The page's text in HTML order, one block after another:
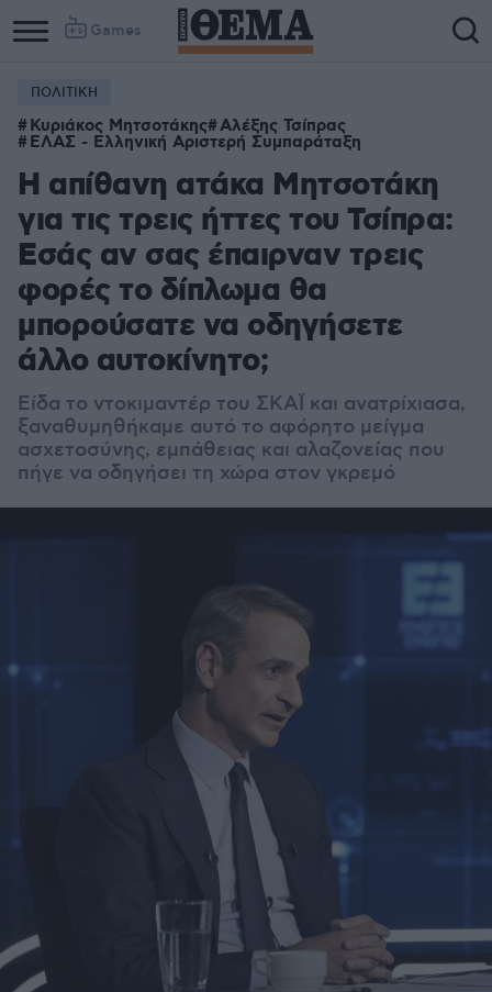
Games
ΠΟΛΙΤΙΚΗ
Κυριάκος Μητσοτάκης Αλέξης Τσίπρας
ΕΛΑΣ - Ελληνική Αριστερή Συμπαράταξη
Η απίθανη ατάκα Μητσοτάκη
για τις τρεις ήττες του Τσίπρα:
Εσάς αν σας έπαιρναν τρεις
φορές το δίπλωμα θα
μπορούσατε να οδηγήσετε
άλλο αυτοκίνητο;
Είδα το ντοκιμαντέρ του ΣΚΑΪ και ανατρίχιασα,
ξαναθυμηθήκαμε αυτό το αφόρητο μείγμα
ασχετοσύνης, εμπάθειας και αλαζονείας που
πήγε να οδηγήσει τη χώρα στον γκρεμό